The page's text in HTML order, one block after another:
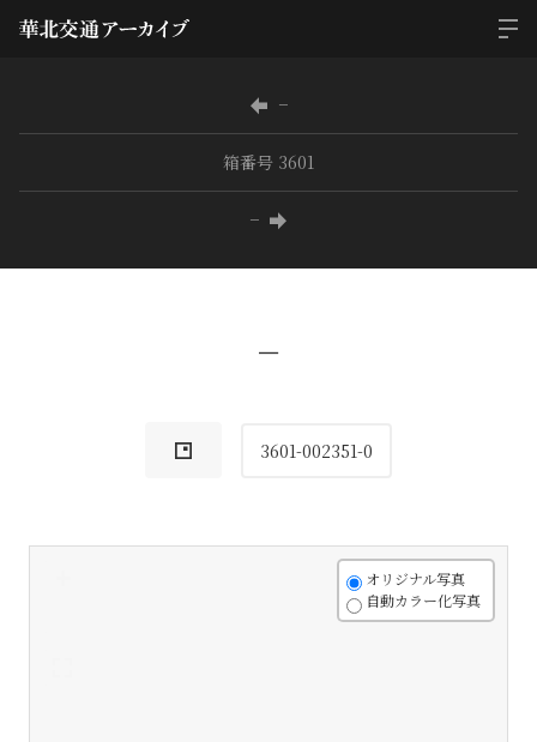
−
箱番号 3601
−
−
3601-002351-0
オリジナル写真
自動カラー化写真